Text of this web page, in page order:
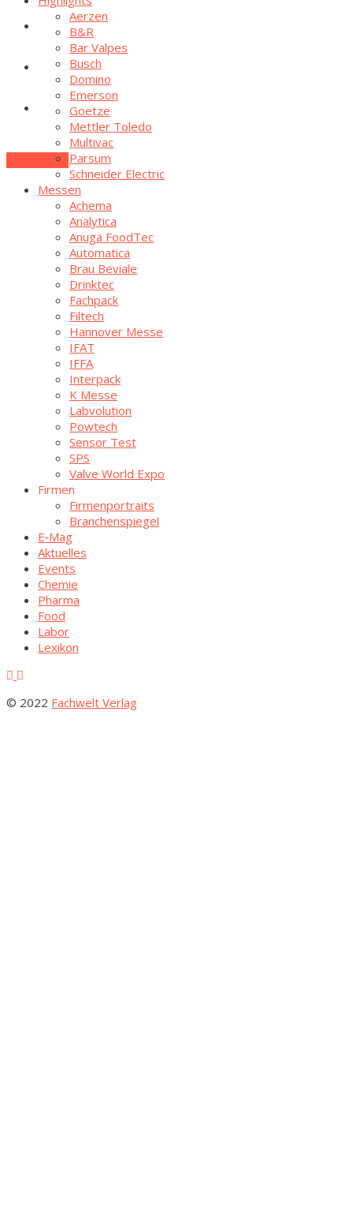
Labor
Lexi­kon
Zum E-Mag
Aer­zen
B&R
Bar Val­pes
Busch
Domi­no
Emer­son
Goe­t­ze
Mett­ler Toledo
Mul­ti­vac
Par­sum
Schnei­der Electric
Mes­sen
Ache­ma
Ana­ly­ti­ca
Anu­ga FoodTec
Auto­ma­ti­ca
Brau Bevia­le
Drink­tec
Fach­pack
Fil­tech
Han­no­ver Messe
IFAT
IFFA
Inter­pack
K Mes­se
Lab­vo­lu­ti­on
Pow­tech
Sen­sor Test
SPS
Val­ve World Expo
Fir­men
Fir­men­por­traits
Bran­chen­spie­gel
E‑Mag
Aktu­el­les
Events
Che­mie
Phar­ma
Food
Labor
Lexi­kon
© 2022 Fachwelt Verlag